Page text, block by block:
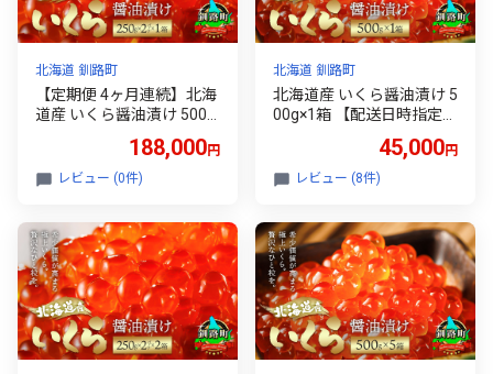
町 釧路超 特産品 br04
道 釧路町 釧路超 特産品 br
04
北海道 釧路町
【定期便 4ヶ月連続】北海
道産 いくら醤油漬け 500g
分け 国産 いくら いくら醤
油漬 ikura 小分け 鮭 鮭卵
笹谷商店 直営 釧之助本店
せんのすけ 高級 ギフト 贈
答用 贈答品 海鮮定期便 18
万円 定期便 18万円以上 18
万円以上のもの 北海道 釧
路町 釧路超 特産品 br04
188,000円
レビュー (0件)
北海道 釧路町
北海道産 いくら醤油漬け 5
00g×1箱 【配送日時指定可
ikura 鮭 鮭卵 鮭いくら 魚
卵 冷凍 魚介人気 配送月指
スピード発送 すぐ届く 魚
介類 海鮮 笹谷商店 せんの
すけ すぐ発送 45000円 北
海道 釧路町 釧路超 特産品
br01
45,000円
レビュー (8件)